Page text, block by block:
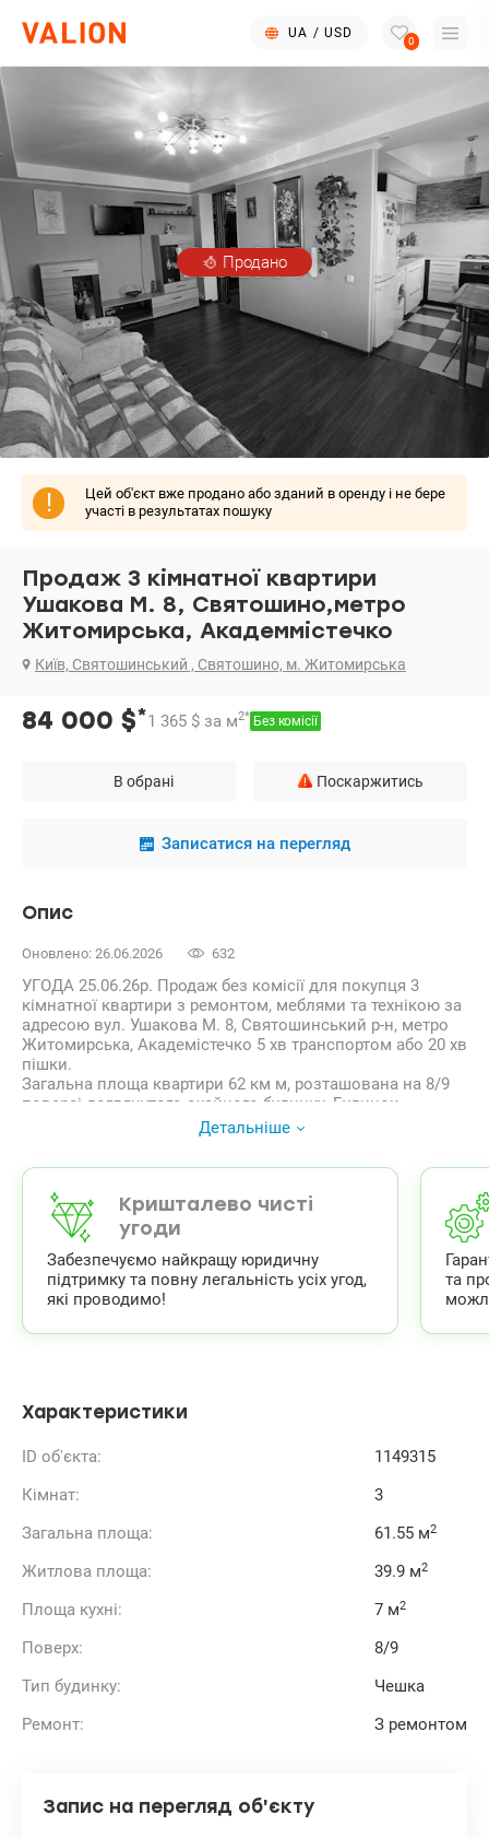
UA / USD
0
Продано
!
Цей об'єкт вже продано або зданий в оренду і не бере
участі в результатах пошуку
Продаж 3 кімнатної квартири
Ушакова М. 8, Святошино,метро
Житомирська, Академмістечко
Київ, Святошинський , Святошино, м. Житомирська
84 000 $*1 365 $ за м2* Без комісії
В обрані Поскаржитись
Записатися на перегляд
Опис
Оновлено: 26.06.2026 632
УГОДА 25.06.26р. Продаж без комісії для покупця 3
кімнатної квартири з ремонтом, меблями та технікою за
адресою вул. Ушакова М. 8, Святошинський р-н, метро
Житомирська, Академістечко 5 хв транспортом або 20 хв
пішки.
Загальна площа квартири 62 км м, розташована на 8/9
поверсі доглянутого охайного будинку. Будинок
кухня – вітальня 7+15 кв.м. С/в окремий. По периметру
квартири два засклені та утеплені балкони.
Квартира повністю оснащена меблями та технікою для
комфортнго проживання ( холодильник, варильна
поверхня+духовка, кондиціонер, бойлер, пральна
машина, лічильники, сигналізація) та готова до
заселення.
Будинок розташований в мальовничому зеленому
районі з гарно розвиненою інфраструктурою – у дворі
дитячий садочок, поруч школи, медзаклад, магазини,
Детальніше
Кришталево чисті
угоди
Забезпечуємо найкращу юридичну
підтримку та повну легальність усіх угод,
які проводимо!
та
Характеристики
ID об'єкта:
1149315
Кімнат:
3
Загальна площа:
61.55 м2
Житлова площа: 39.9 м2
Площа кухні: 7 м2
Поверх:
8/9
Тип будинку:
Чешка
Ремонт:
З ремонтом
Запис на перегляд об'єкту